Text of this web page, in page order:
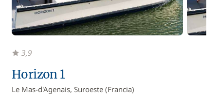
Horizon 1
Le Mas-d'Agenais, Suroeste (Francia)
3,9